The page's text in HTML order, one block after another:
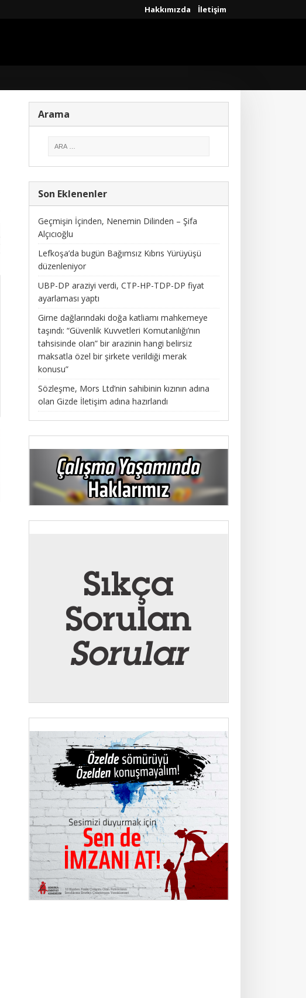
Hakkımızda İletişim
Arama
Son Eklenenler
Geçmişin İçinden, Nenemin Dilinden – Şifa
Alçıcıoğlu
Lefkoşa’da bugün Bağımsız Kıbrıs Yürüyüşü
düzenleniyor
UBP-DP araziyi verdi, CTP-HP-TDP-DP fiyat
ayarlaması yaptı
Girne dağlarındaki doğa katliamı mahkemeye
taşındı: “Güvenlik Kuvvetleri Komutanlığı’nın
tahsisinde olan” bir arazinin hangi belirsiz
maksatla özel bir şirkete verildiği merak
konusu”
Sözleşme, Mors Ltd’nin sahibinin kızının adına
olan Gizde İletişim adına hazırlandı